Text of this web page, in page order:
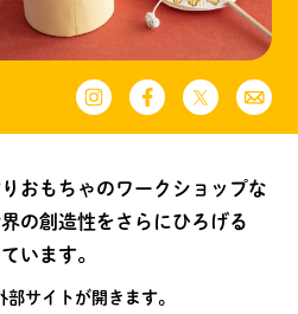
おもちゃのワークショップな
の創造性をさらにひろげる
います。
サイトが開きます。